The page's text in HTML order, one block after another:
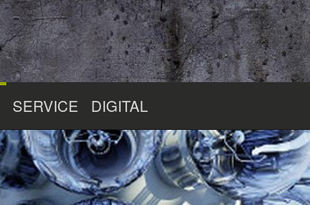
SERVICE DIGITAL